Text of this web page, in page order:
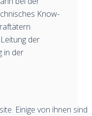
Know-
der
in der
Einige von ihnen sind